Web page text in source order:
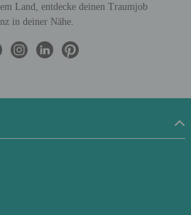
Land, entdecke deinen Traumjob
in deiner Nähe.